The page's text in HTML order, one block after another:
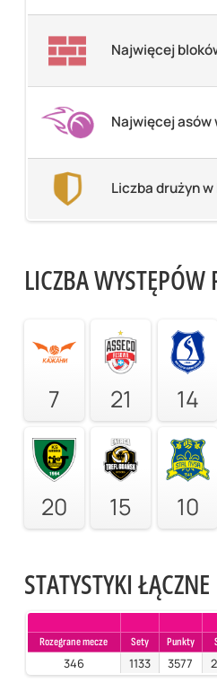
Najwięcej
Najwięcej asów
Liczba drużyn
LICZBA
7 21 14
20 15 10
STATYSTYKI ŁĄCZNE
Rozegrane mecze
Sety Punkty
346 1133 3577